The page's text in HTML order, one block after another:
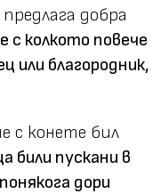
добра
с колкото повече
или благородник,
с конете бил
били пускани в
дори